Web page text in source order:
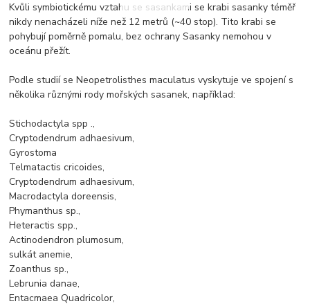
Kvůli symbiotickému vztahu se sasankami se krabi sasanky téměř
nikdy nenacházeli níže než 12 metrů (~40 stop). Tito krabi se
pohybují poměrně pomalu, bez ochrany Sasanky nemohou v
oceánu přežít.
Podle studií se Neopetrolisthes maculatus vyskytuje ve spojení s
několika různými rody mořských sasanek, například:
Stichodactyla spp .,
Cryptodendrum adhaesivum,
Gyrostoma
Telmatactis cricoides,
Cryptodendrum adhaesivum,
Macrodactyla doreensis,
Phymanthus sp.,
Heteractis spp.,
Actinodendron plumosum,
sulkát anemie,
Zoanthus sp.,
Lebrunia danae,
Entacmaea Quadricolor,